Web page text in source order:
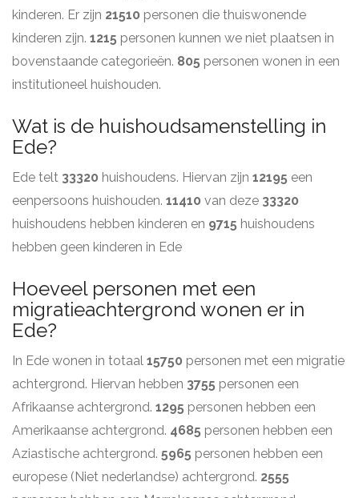
kinderen. Er zijn 21510 personen die thuiswonende
kinderen zijn. 1215 personen kunnen we niet plaatsen in
bovenstaande categorieën. 805 personen wonen in een
institutioneel huishouden.
Wat is de huishoudsamenstelling in
Ede?
Ede telt 33320 huishoudens. Hiervan zijn 12195 een
eenpersoons huishouden. 11410 van deze 33320
huishoudens hebben kinderen en 9715 huishoudens
hebben geen kinderen in Ede
Hoeveel personen met een
migratieachtergrond wonen er in
Ede?
In Ede wonen in totaal 15750 personen met een migratie
achtergrond. Hiervan hebben 3755 personen een
Afrikaanse achtergrond. 1295 personen hebben een
Amerikaanse achtergrond. 4685 personen hebben een
Aziastische achtergrond. 5965 personen hebben een
europese (Niet nederlandse) achtergrond. 2555